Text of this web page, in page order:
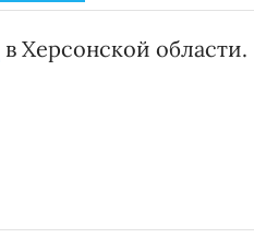
в Херсонской области.